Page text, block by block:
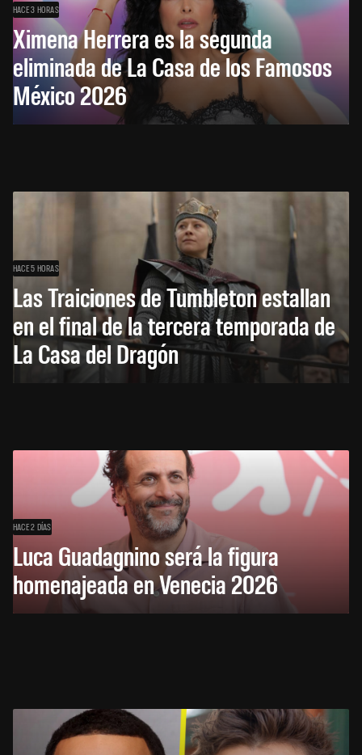
HACE 3 HORAS
Ximena Herrera es la segunda
eliminada de La Casa de los Famosos
México 2026
HACE 5 HORAS
Las Traiciones de Tumbleton estallan
en el final de la tercera temporada de
La Casa del Dragón
HACE 2 DÍAS
Luca Guadagnino será la figura
homenajeada en Venecia 2026